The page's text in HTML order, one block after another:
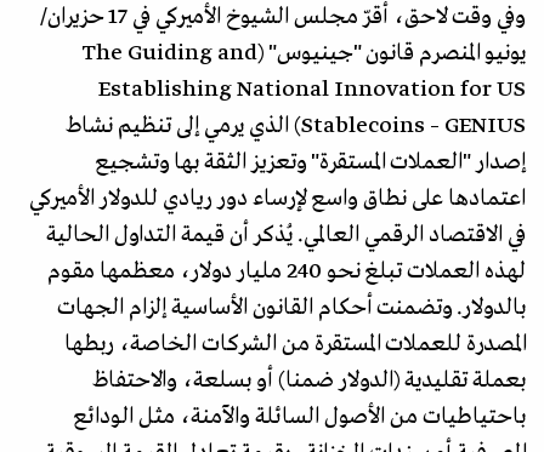
وفي وقت لاحق، أقرّ مجلس الشيوخ الأميركي في 17 حزيران/
يونيو المنصرم قانون "جينيوس" (The Guiding and
Establishing National Innovation for US
Stablecoins – GENIUS) الذي يرمي إلى تنظيم نشاط
إصدار "العملات المستقرة" وتعزيز الثقة بها وتشجيع
اعتمادها على نطاق واسع لإرساء دور ريادي للدولار الأميركي
في الاقتصاد الرقمي العالمي. يُذكر أن قيمة التداول الحالية
لهذه العملات تبلغ نحو 240 مليار دولار، معظمها مقوم
بالدولار. وتضمنت أحكام القانون الأساسية إلزام الجهات
المصدرة للعملات المستقرة من الشركات الخاصة، ربطها
بعملة تقليدية (الدولار ضمنا) أو بسلعة، والاحتفاظ
باحتياطيات من الأصول السائلة والآمنة، مثل الودائع